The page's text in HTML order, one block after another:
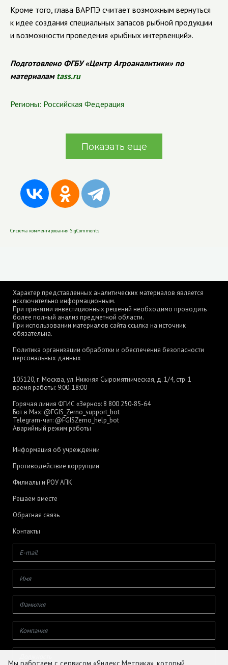
Кроме того, глава ВАРПЭ считает возможным вернуться
к идее создания специальных запасов рыбной продукции
и возможности проведения «рыбных интервенций».
Подготовлено ФГБУ «Центр Агроаналитики» по
материалам tass.ru
Регионы: Российская Федерация
Показать еще
Система комментирования SigComments
Характер представленных аналитических материалов является
исключительно информационным.
При принятии инвестиционных решений необходимо проводить
более полный анализ предметной области.
При использовании материалов сайта ссылка на источник
обязательна.
Политика организации обработки и обеспечения безопасности
персональных данных
105120, г. Москва, ул. Нижняя Сыромятническая, д. 1/4, стр. 1
время работы: 9:00-18:00
Горячая линия ФГИС «Зерно»: 8 800 250-85-64
Бот в Max: @FGIS_Zerno_support_bot
Telegram-чат: @FGISZerno_help_bot
Аварийный режим работы
Информация об учреждении
Противодействие коррупции
Филиалы и РОУ АПК
Решаем вместе
Обратная связь
Контакты